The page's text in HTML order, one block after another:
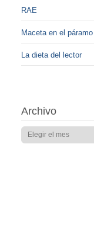
RAE
Maceta en el páramo
La dieta del lector
Archivo